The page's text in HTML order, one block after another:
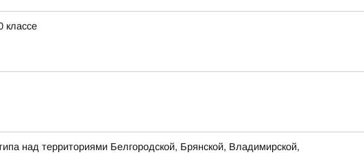
классе
над территориями Белгородской, Брянской, Владимирской,